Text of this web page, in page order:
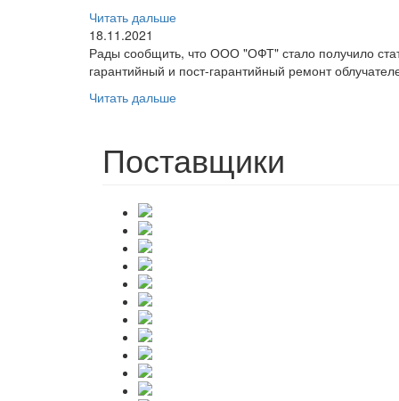
Читать дальше
18.11.2021
Рады сообщить, что ООО "ОФТ" стало получило
гарантийный и пост-гарантийный ремонт
Читать дальше
Поставщики